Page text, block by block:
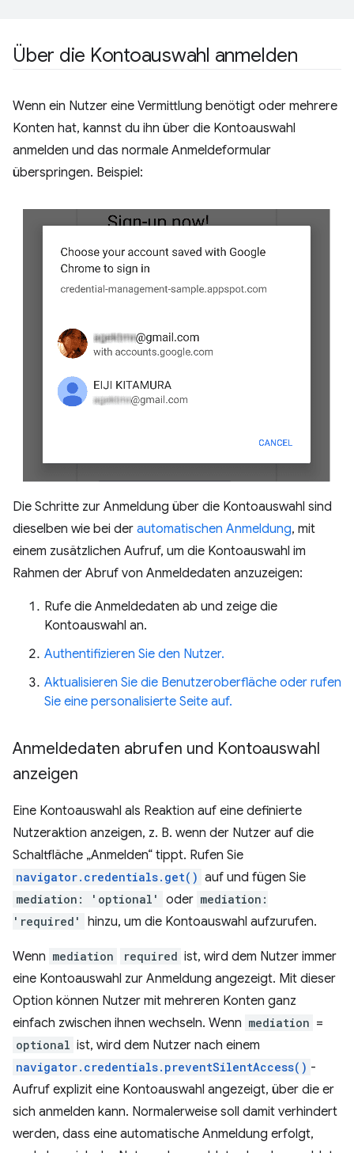
Über die Kontoauswahl anmelden
Wenn ein Nutzer eine Vermittlung benötigt oder mehrere
Konten hat, kannst du ihn über die Kontoauswahl
anmelden und das normale Anmeldeformular
überspringen. Beispiel:
Die Schritte zur Anmeldung über die Kontoauswahl sind
dieselben wie bei der automatischen Anmeldung, mit
einem zusätzlichen Aufruf, um die Kontoauswahl im
Rahmen der Abruf von Anmeldedaten anzuzeigen:
Rufe die Anmeldedaten ab und zeige die
Kontoauswahl an.
Authentifizieren Sie den Nutzer.
Aktualisieren Sie die Benutzeroberfläche oder rufen
Sie eine personalisierte Seite auf.
Anmeldedaten abrufen und Kontoauswahl
anzeigen
Eine Kontoauswahl als Reaktion auf eine definierte
Nutzeraktion anzeigen, z. B. wenn der Nutzer auf die
Schaltfläche „Anmelden“ tippt. Rufen Sie
navigator.credentials.get() auf und fügen Sie
mediation: 'optional' oder mediation:
'required'
hinzu, um die Kontoauswahl aufzurufen.
Wenn mediation required ist, wird dem Nutzer immer
eine Kontoauswahl zur Anmeldung angezeigt. Mit dieser
Option können Nutzer mit mehreren Konten ganz
einfach zwischen ihnen wechseln. Wenn mediation =
optional ist, wird dem Nutzer nach einem
navigator.credentials.preventSilentAccess() -
Aufruf explizit eine Kontoauswahl angezeigt, über die er
sich anmelden kann. Normalerweise soll damit verhindert
werden, dass eine automatische Anmeldung erfolgt,